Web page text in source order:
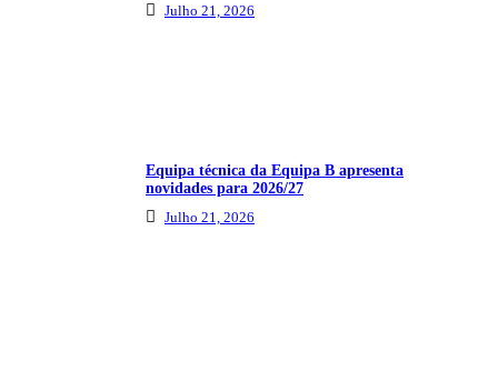
Julho 21, 2026
Equipa técnica da Equipa B apresenta
novidades para 2026/27
Julho 21, 2026